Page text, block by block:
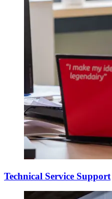
Technical Service Support